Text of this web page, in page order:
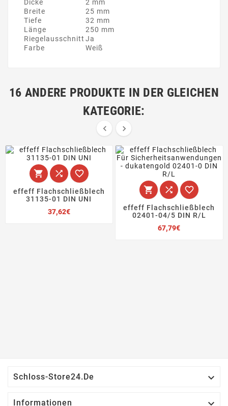
Dicke
2 mm
Breite
25 mm
Tiefe
32 mm
Länge
250 mm
Riegelausschnitt Ja
Farbe
Weiß
16 ANDERE PRODUKTE IN DER GLEICHEN
KATEGORIE:
 
  
effeff Flachschließblech
31135-01 DIN UNI
37,62€Preis
  
effeff Flachschließblech
02401-04/5 DIN R/L
67,79€Preis
Schloss-Store24.de 
Informationen